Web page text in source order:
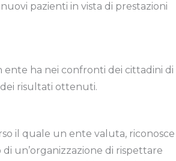
pazienti in vista di prestazioni
ente ha nei confronti dei cittadini di
risultati ottenuti.
il quale un ente valuta, riconosce
un’organizzazione di rispettare